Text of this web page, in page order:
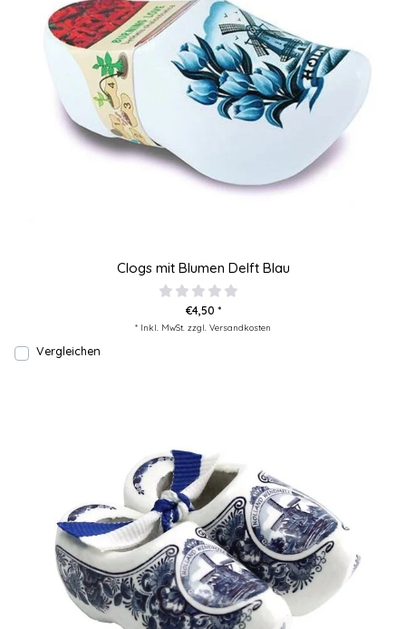
Clogs mit Blumen Delft Blau
€4,50 *
* Inkl. MwSt. zzgl. Versandkosten
Vergleichen